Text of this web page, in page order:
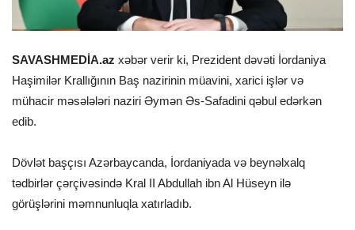
SAVASHMEDİA.az xəbər verir ki, Prezident dəvəti İordaniya
Haşimilər Krallığının Baş nazirinin müavini, xarici işlər və
mühacir məsələləri naziri Əymən Əs-Safadini qəbul edərkən
edib.
Dövlət başçısı Azərbaycanda, İordaniyada və beynəlxalq
tədbirlər çərçivəsində Kral II Abdullah ibn Al Hüseyn ilə
görüşlərini məmnunluqla xatırladıb.